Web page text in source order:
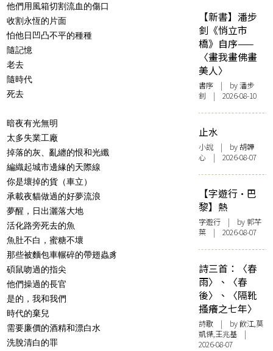
他們用風箱切割流血的傷口
收割永恆的片面
怕他日凹凸不平的種種
隨記憶
老去
隨時代
死去
暗夜有光無明
太多失業工廠
掉落的灰、亂纏的恨和光纖
編織起城市邊緣的天際線
你是壞掉的貨（車立）
承載夜貓做過的好夢流浪
夢醒，日出灑落大地
活化路旁死去的魚
魚肚不白，蜜糖不壞
那些被麵包車輾碎的帶翅蟲豸
碩鼠吻過的指尖
他們操過的長官
是的，我和我們
時代的棄兒
需要廉價的酒精和漂白水
洗脫清白的罪
【新書】潘步
釗《悄立市
橋》自序——
〈畫我畫佛畫
美人〉
書序 | by潘步
釗 | 2026-08-10
止水
小說 | by 胡韡
心 | 2026-08-07
【字遊行·巴
黎】熱
字遊行 | by 郭芊
葉 | 2026-08-07
詩三首：〈春
雨〉、〈春
後〉、〈隔靴
搔癢之七年〉
詩歌 | by 飲江,莫
凱傑,王兆基 |
2026-08-07